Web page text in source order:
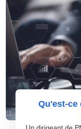
Qu'est-ce